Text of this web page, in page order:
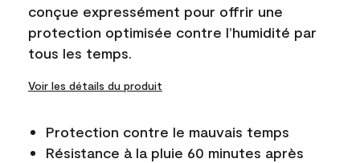
conçue expressément pour offrir une
protection optimisée contre l’humidité par
tous les temps.
Voir les détails du produit
Protection contre le mauvais temps
Résistance à la pluie 60 minutes après